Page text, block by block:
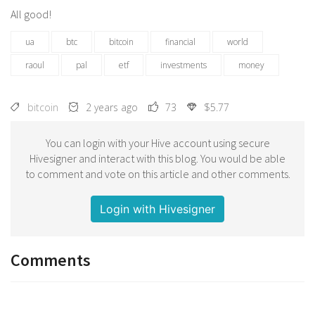
All good!
ua btc bitcoin financial
world
raoul
pal etf investments money
bitcoin 2 years ago 73 $5.77
You can login with your Hive account using secure
Hivesigner and interact with this blog. You would be able
to comment and vote on this article and other comments.
Login with Hivesigner
Comments